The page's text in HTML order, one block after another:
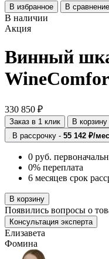
В избранное В сравнение
В наличии
Акция
Винный
330 850 ₽
Заказ в 1 клик
В корзину
В рассрочку - 55 142 ₽/мес
0 руб.
0% переплата
6 месяцев срок
В корзину
Появились вопросы о
Консультация эксперта
Елизавета
Фомина